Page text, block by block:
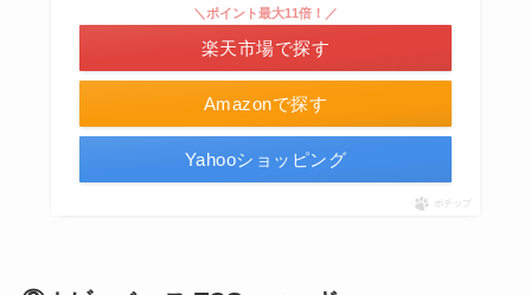
Amazonで探す
＼ポイント最大11倍！／
楽天市場で探す
Yahooショッピング
ポチップ